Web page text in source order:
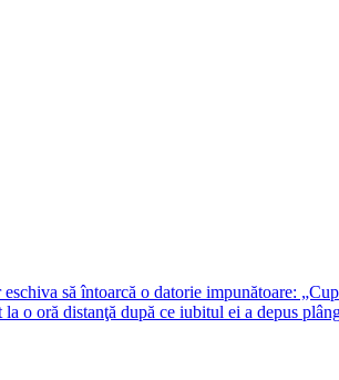
să întoarcă o datorie impunătoare:
o oră distanţă după ce iubitul ei a depus